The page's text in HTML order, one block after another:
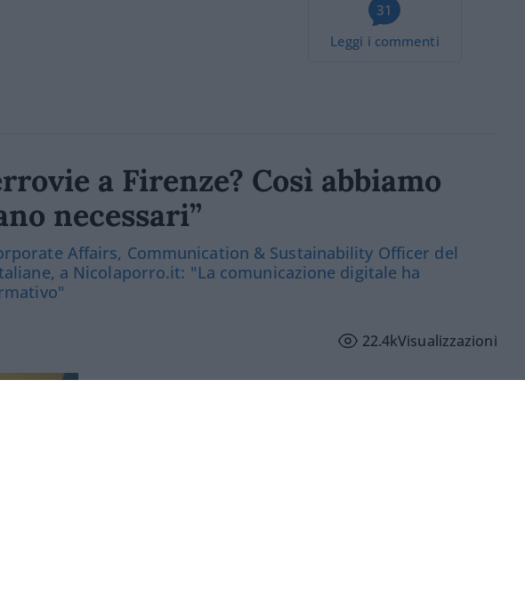
31
Leggi i commenti
a Firenze? Così abbiamo
necessari”
Affairs, Communication & Sustainability Officer del
a Nicolaporro.it: "La comunicazione digitale ha
22.4kVisualizzazioni